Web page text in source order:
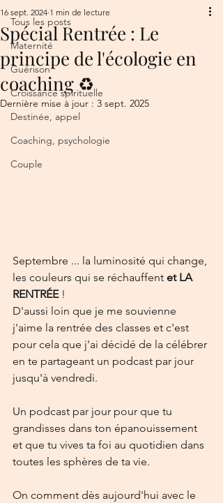
Tous les posts
Maternité
Guérison
Croissance spirituelle
Destinée, appel
Coaching, psychologie
Couple
Spécial Rentrée : Le
principe de l'écologie en
coaching ♻️
16 sept. 2024 1 min de lecture
Dernière mise à jour : 3 sept. 2025
Septembre ... la luminosité qui change,
les couleurs qui se réchauffent et LA
RENTRÉE !
D'aussi loin que je me souvienne
j'aime la rentrée des classes et c'est
pour cela que j'ai décidé de la célébrer
en te partageant un podcast par jour
jusqu'à vendredi.
Un podcast par jour pour que tu
grandisses dans ton épanouissement
et que tu vives ta foi au quotidien dans
toutes les sphères de ta vie.
On comment dès aujourd'hui avec le